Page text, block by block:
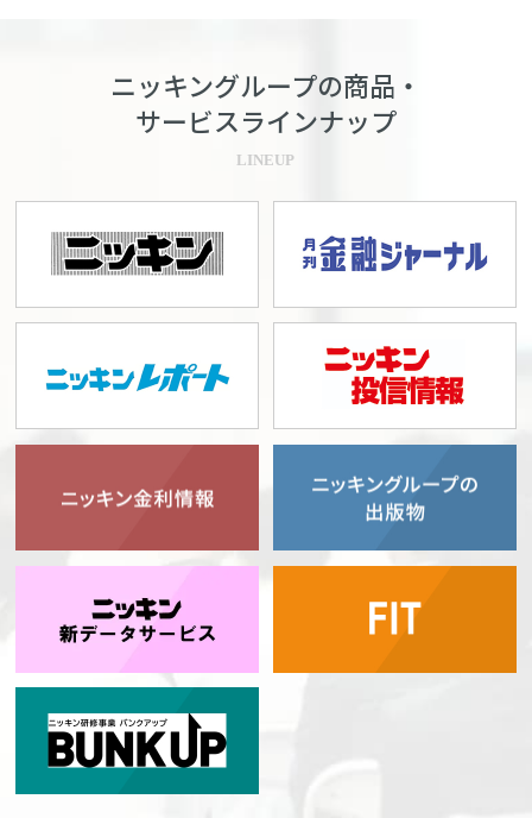
ニッキングループの商品・
サービスラインナップ
LINEUP